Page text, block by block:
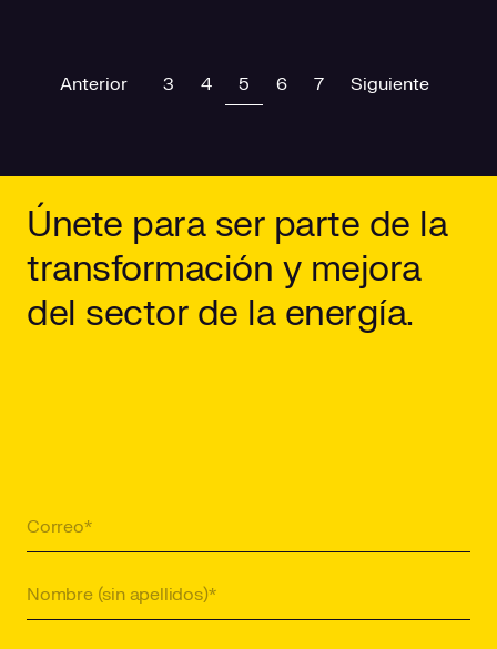
Anterior Previous
3 4 5(current)
6 7 Siguiente
Únete para ser parte de la
transformación y mejora
del sector de la energía.